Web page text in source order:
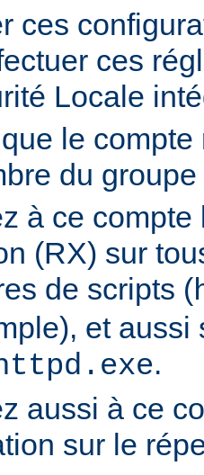
ces
ces
Locale
le
du
à ce
(RX) sur
de scripts (
et aussi
.
aussi à ce
sur le